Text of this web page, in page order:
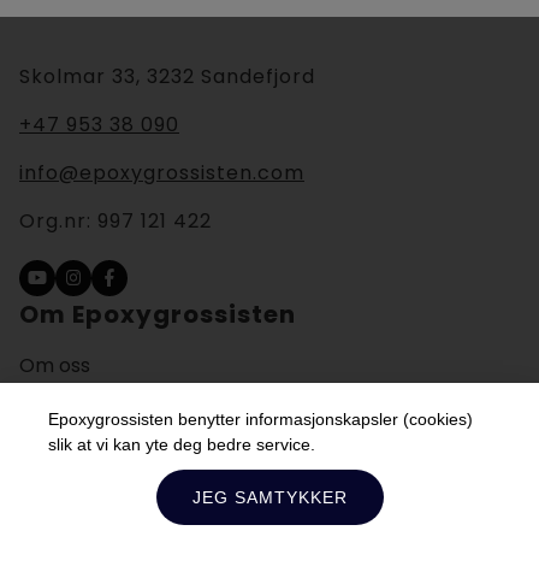
Skolmar 33, 3232 Sandefjord
+47 953 38 090
info@epoxygrossisten.com
Org.nr: 997 121 422
Om Epoxygrossisten
Om oss
Kontakt
FAQ
Kjøpsbetingelser
Cookies og personvern
Epoxygrossisten benytter informasjonskapsler (cookies)
slik at vi kan yte deg bedre service.
JEG SAMTYKKER